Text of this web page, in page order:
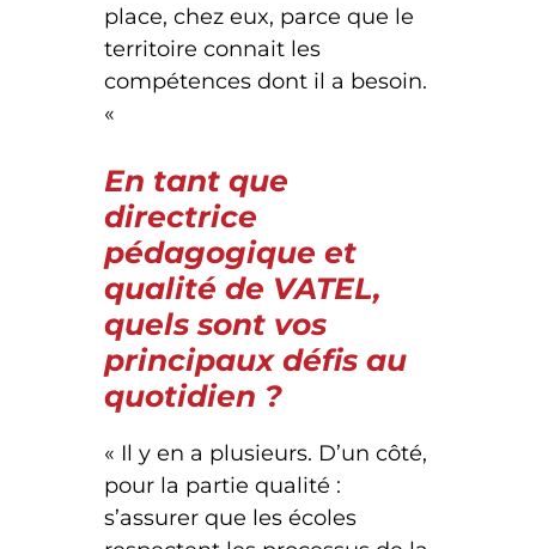
place, chez eux, parce que le
territoire connait les
compétences dont il a besoin.
«
En tant que
directrice
pédagogique et
qualité de VATEL,
quels sont vos
principaux défis au
quotidien ?
« Il y en a plusieurs. D’un côté,
pour la partie qualité :
s’assurer que les écoles